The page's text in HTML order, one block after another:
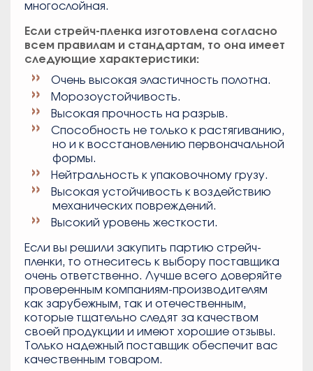
многослойная.
Если стрейч-пленка изготовлена согласно
всем правилам и стандартам, то она имеет
следующие характеристики:
Очень высокая эластичность полотна.
Морозоустойчивость.
Высокая прочность на разрыв.
Способность не только к растягиванию,
но и к восстановлению первоначальной
формы.
Нейтральность к упаковочному грузу.
Высокая устойчивость к воздействию
механических повреждений.
Высокий уровень жесткости.
Если вы решили закупить партию стрейч-
пленки, то отнеситесь к выбору поставщика
очень ответственно. Лучше всего доверяйте
проверенным компаниям-производителям
как зарубежным, так и отечественным,
которые тщательно следят за качеством
своей продукции и имеют хорошие отзывы.
Только надежный поставщик обеспечит вас
качественным товаром.